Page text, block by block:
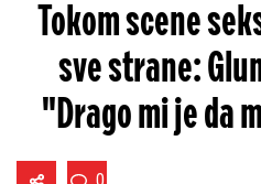
Tokom scene
sve strane:
"Drago mi je da